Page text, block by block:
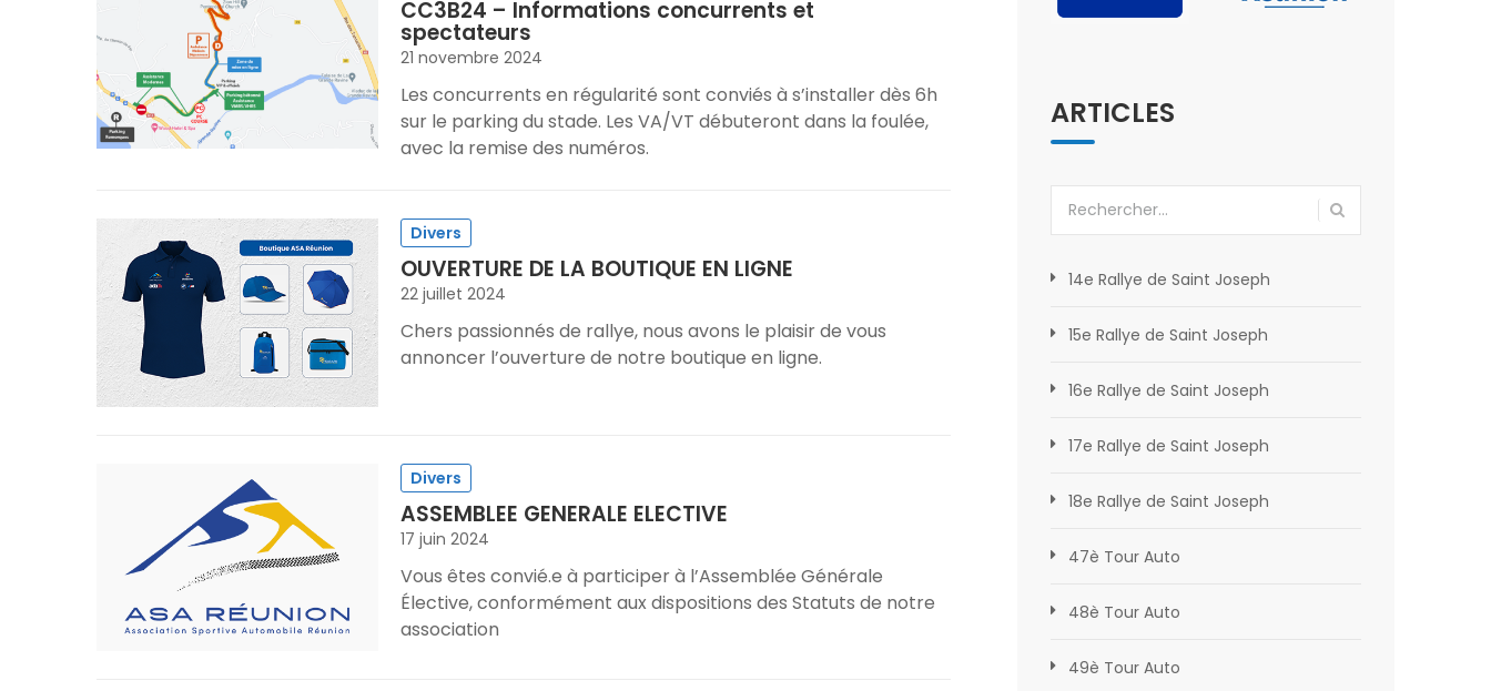
CC3B24 – Informations concurrents et
spectateurs
21 novembre 2024
Les concurrents en régularité sont conviés à s’installer dès 6h
sur le parking du stade. Les VA/VT débuteront dans la foulée,
avec la remise des numéros.
Divers
OUVERTURE DE LA BOUTIQUE EN LIGNE
22 juillet 2024
Chers passionnés de rallye, nous avons le plaisir de vous
annoncer l’ouverture de notre boutique en ligne.
Divers
ASSEMBLEE GENERALE ELECTIVE
17 juin 2024
Vous êtes convié.e à participer à l’Assemblée Générale
Élective, conformément aux dispositions des Statuts de notre
association
ARTICLES
Rechercher :
14e Rallye de Saint Joseph
15e Rallye de Saint Joseph
16e Rallye de Saint Joseph
17e Rallye de Saint Joseph
18e Rallye de Saint Joseph
47è Tour Auto
48è Tour Auto
49è Tour Auto